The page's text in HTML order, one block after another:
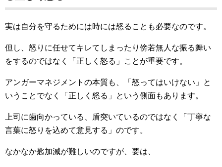
実は自分を守るためには時には怒ることも必要なのです。
但し、怒りに任せてキレてしまったり傍若無人な振る舞い
をするのではなく「正しく怒る」ことが重要です。
アンガーマネジメントの本質も、「怒ってはいけない」と
いうことでなく「正しく怒る」という側面もあります。
上司に歯向かっている、盾突いているのではなく「丁寧な
言葉に怒りを込めて意見する」のです。
なかなか匙加減が難しいのですが、要は、